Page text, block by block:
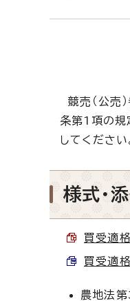
競売（公売
条第1項の規
してください
様式・
買受適
買受適
農地法